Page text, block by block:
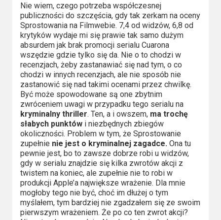
Nie wiem, czego potrzeba współczesnej
publiczności do szczęścia, gdy tak zerkam na oceny
Sprostowania na Filmwebie. 7,4 od widzów, 6,8 od
krytyków wydaje mi się prawie tak samo dużym
absurdem jak brak promocji serialu Cuarona
wszędzie gdzie tylko się da. Nie o to chodzi w
recenzjach, żeby zastanawiać się nad tym, o co
chodzi w innych recenzjach, ale nie sposób nie
zastanowić się nad takimi ocenami przez chwilkę.
Być może spowodowane są one zbytnim
zwróceniem uwagi w przypadku tego serialu na
kryminalny thriller. Ten, a i owszem, ma trochę
słabych punktówi niezbędnych zbiegów
okoliczności. Problem w tym, że Sprostowanie
zupełnie nie jest o kryminalnej zagadce. Ona tu
pewnie jest, bo to zawsze dobrze robi u widzów,
gdy w serialu znajdzie się kilka zwrotów akcji z
twistem na koniec, ale zupełnie nie to robi w
produkcji Apple’a największe wrażenie. Dla mnie
mogłoby tego nie być, choć im dłużej o tym
myślałem, tym bardziej nie zgadzałem się ze swoim
pierwszym wrażeniem. Że po co ten zwrot akcji?